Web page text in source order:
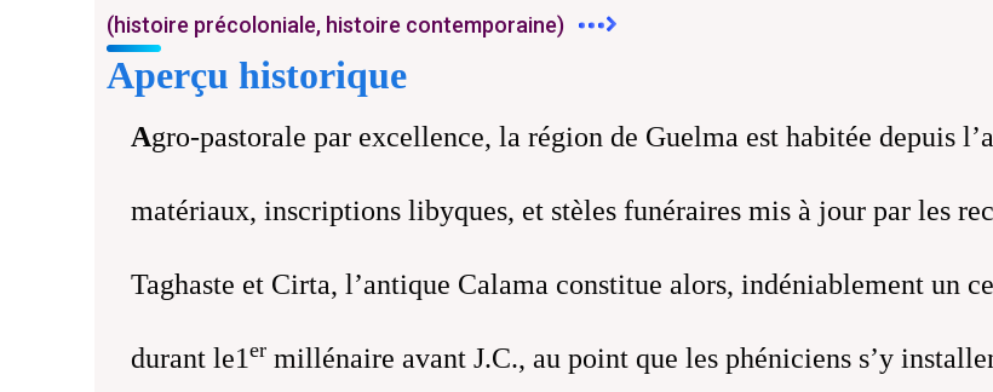
(histoire précoloniale, histoire contemporaine)
Aperçu historique
Agro-pastorale par excellence, la région de Guelma est habitée depuis
matériaux, inscriptions libyques, et stèles funéraires mis à jour par les
Taghaste et Cirta, l’antique Calama constitue alors, indéniablement un
durant le1 er millénaire avant J.C., au point que les phéniciens s’y